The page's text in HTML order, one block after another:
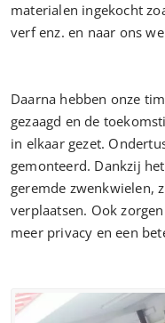
materialen ingekocht
verf enz. en naar ons
Daarna hebben onze
gezaagd en de
in elkaar gezet.
gemonteerd. Dankzij
geremde zwenkwielen,
verplaatsen. Ook
meer privacy en een